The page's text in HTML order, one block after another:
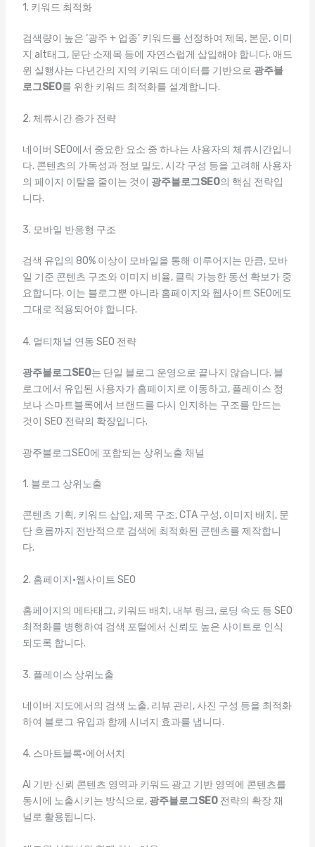
1. 키워드 최적화
검색량이 높은 ‘광주 + 업종’ 키워드를 선정하여 제목, 본문, 이미
지 alt태그, 문단 소제목 등에 자연스럽게 삽입해야 합니다. 애드
윈 실행사는 다년간의 지역 키워드 데이터를 기반으로 광주블
로그SEO를 위한 키워드 최적화를 설계합니다.
2. 체류시간 증가 전략
네이버 SEO에서 중요한 요소 중 하나는 사용자의 체류시간입니
다. 콘텐츠의 가독성과 정보 밀도, 시각 구성 등을 고려해 사용자
의 페이지 이탈을 줄이는 것이 광주블로그SEO의 핵심 전략입
니다.
3. 모바일 반응형 구조
검색 유입의 80% 이상이 모바일을 통해 이루어지는 만큼, 모바
일 기준 콘텐츠 구조와 이미지 비율, 클릭 가능한 동선 확보가 중
요합니다. 이는 블로그뿐 아니라 홈페이지와 웹사이트 SEO에도
그대로 적용되어야 합니다.
4. 멀티채널 연동 SEO 전략
광주블로그SEO는 단일 블로그 운영으로 끝나지 않습니다. 블
로그에서 유입된 사용자가 홈페이지로 이동하고, 플레이스 정
보나 스마트블록에서 브랜드를 다시 인지하는 구조를 만드는
것이 SEO 전략의 확장입니다.
광주블로그SEO에 포함되는 상위노출 채널
1. 블로그 상위노출
콘텐츠 기획, 키워드 삽입, 제목 구조, CTA 구성, 이미지 배치, 문
단 흐름까지 전반적으로 검색에 최적화된 콘텐츠를 제작합니
다.
2. 홈페이지·웹사이트 SEO
홈페이지의 메타태그, 키워드 배치, 내부 링크, 로딩 속도 등 SEO
최적화를 병행하여 검색 포털에서 신뢰도 높은 사이트로 인식
되도록 합니다.
3. 플레이스 상위노출
네이버 지도에서의 검색 노출, 리뷰 관리, 사진 구성 등을 최적화
하여 블로그 유입과 함께 시너지 효과를 냅니다.
4. 스마트블록·에어서치
AI 기반 신뢰 콘텐츠 영역과 키워드 광고 기반 영역에 콘텐츠를
동시에 노출시키는 방식으로, 광주블로그SEO전략의 확장 채
널로 활용됩니다.